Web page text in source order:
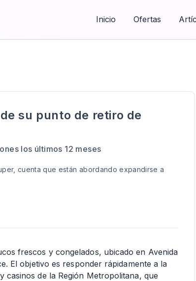
Inicio Ofertas
su punto de retiro de
los últimos 12 meses
cuenta que están abordando expandirse a
frescos y congelados, ubicado en Avenida
El objetivo es responder rápidamente a la
casinos de la Región Metropolitana, que